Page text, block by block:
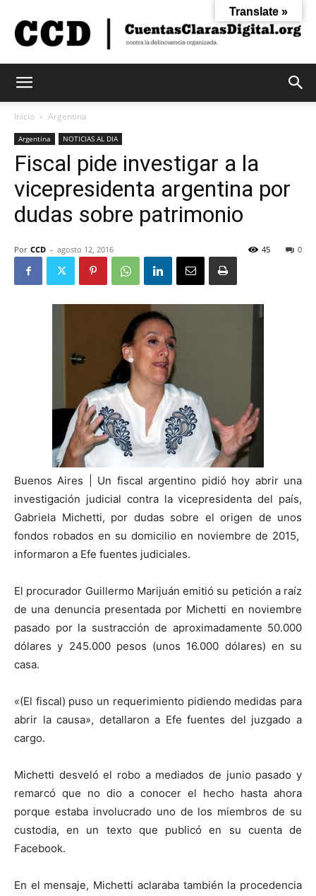
Claras
Digital
Inicio Argentina
Argentina NOTICIAS AL DIA
Fiscal pide investigar a la
vicepresidenta argentina por
dudas sobre patrimonio
Por CCD - agosto 12, 2016 0
45
Buenos Aires | Un fiscal argentino pidió hoy abrir una
investigación judicial contra la vicepresidenta del país,
Gabriela Michetti, por dudas sobre el origen de unos
fondos robados en su domicilio en noviembre de 2015,
informaron a Efe fuentes judiciales.
El procurador Guillermo Marijuán emitió su petición a raíz
de una denuncia presentada por Michetti en noviembre
pasado por la sustracción de aproximadamente 50.000
dólares y 245.000 pesos (unos 16.000 dólares) en su
casa.
«(El fiscal) puso un requerimiento pidiendo medidas para
abrir la causa», detallaron a Efe fuentes del juzgado a
cargo.
Michetti desveló el robo a mediados de junio pasado y
remarcó que no dio a conocer el hecho hasta ahora
porque estaba involucrado uno de los miembros de su
custodia, en un texto que publicó en su cuenta de
Facebook.
En el mensaje, Michetti aclaraba también la procedencia
Translate »